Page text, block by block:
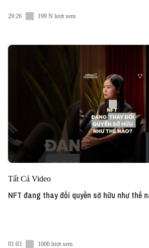
29:26 199 N lượt xem
Tất Cả Video
NFT đang thay đổi quyền sở hữu như thế
01:03 1000 lượt xem